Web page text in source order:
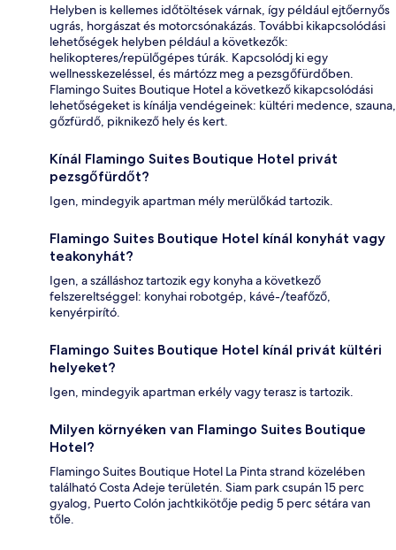
Helyben is kellemes időtöltések várnak, így például ejtőernyős
ugrás, horgászat és motorcsónakázás. További kikapcsolódási
lehetőségek helyben például a következők:
helikopteres/repülőgépes túrák. Kapcsolódj ki egy
wellnesskezeléssel, és mártózz meg a pezsgőfürdőben.
Flamingo Suites Boutique Hotel a következő kikapcsolódási
lehetőségeket is kínálja vendégeinek: kültéri medence, szauna,
gőzfürdő, piknikező hely és kert.
Kínál Flamingo Suites Boutique Hotel privát
pezsgőfürdőt?
Igen, mindegyik apartman mély merülőkád tartozik.
Flamingo Suites Boutique Hotel kínál konyhát vagy
teakonyhát?
Igen, a szálláshoz tartozik egy konyha a következő
felszereltséggel: konyhai robotgép, kávé-/teafőző,
kenyérpirító.
Flamingo Suites Boutique Hotel kínál privát kültéri
helyeket?
Igen, mindegyik apartman erkély vagy terasz is tartozik.
Milyen környéken van Flamingo Suites Boutique
Hotel?
Flamingo Suites Boutique Hotel La Pinta strand közelében
található Costa Adeje területén. Siam park csupán 15 perc
gyalog, Puerto Colón jachtkikötője pedig 5 perc sétára van
tőle.